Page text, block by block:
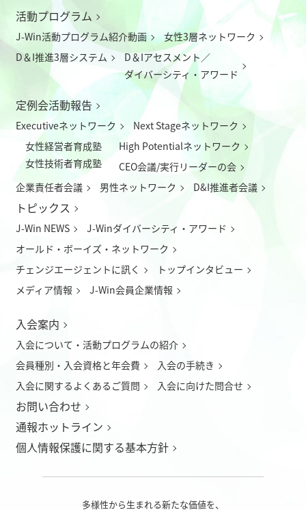
活動プログラム
J-Win活動プログラム紹介動画
女性3層ネットワーク
D＆I推進3層システム
D＆Iアセスメント／
ダイバーシティ・アワード
定例会活動報告
Executiveネットワーク
Next Stageネットワーク
女性経営者育成塾
女性技術者育成塾
High Potentialネットワーク
CEO会議/実行リーダーの会
企業責任者会議
男性ネットワーク D&I推進者会議
トピックス
J-Win NEWS
J-Winダイバーシティ・アワード
オールド・ボーイズ・ネットワーク
チェンジエージェントに訊く
トップインタビュー
メディア情報
J-Win会員企業情報
入会案内
入会について ・ 活動プログラムの紹介
会員種別・入会資格と年会費
入会の手続き
入会に関するよくあるご質問
入会に向けた問合せ
お問い合わせ
通報ホットライン
個人情報保護に関する基本方針
多様性から生まれる新たな価値を、